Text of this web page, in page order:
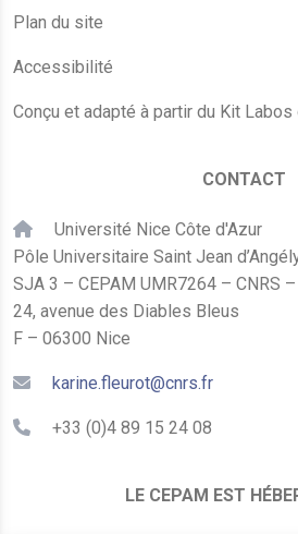
Plan du site
Accessibilité
Conçu et adapté à partir du Kit Labos
CONTACT
Université Nice Côte d'Azur
Pôle Universitaire Saint Jean
SJA 3 – CEPAM UMR7264 – CNRS –
24, avenue des Diables Bleus
F – 06300 Nice
karine.fleurot@cnrs.fr
+33 (0)4 89 15 24 08
LE CEPAM EST